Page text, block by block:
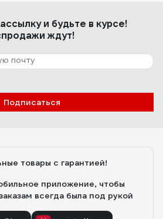
и будьте в курсе!
ждут!
Подписаться
товары с гарантией!
приложение, чтобы
всегда была под рукой